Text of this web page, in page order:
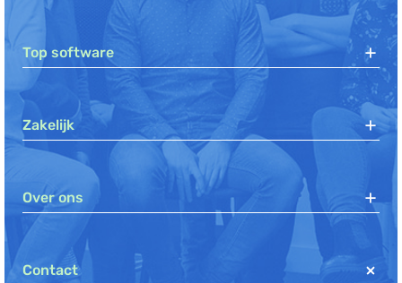
Top software
Zakelijk
Over ons
Contact